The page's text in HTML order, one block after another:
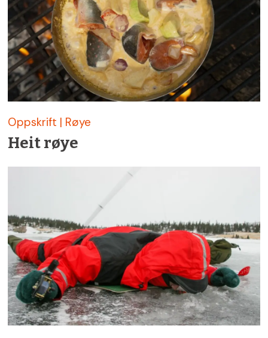
Oppskrift | Røye
Heit røye